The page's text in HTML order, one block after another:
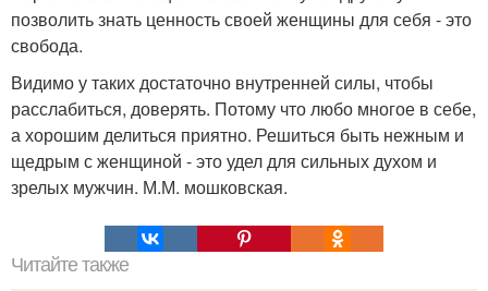
позволить знать ценность своей женщины для себя - это
свобода.
Видимо у таких достаточно внутренней силы, чтобы
расслабиться, доверять. Потому что любо многое в себе,
а хорошим делиться приятно. Решиться быть нежным и
щедрым с женщиной - это удел для сильных духом и
зрелых мужчин. М.М. мошковская.
Читайте также